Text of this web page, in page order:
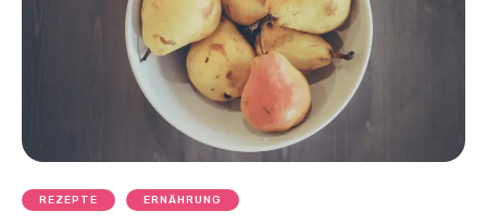
REZEPTE ERNÄHRUNG